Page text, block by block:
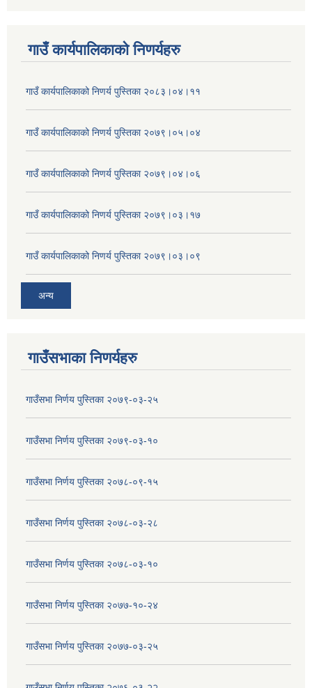
गाउँ कार्यपालिकाकाे निणर्यहरु
गाउँ कार्यपालिकाको निणर्य पुस्तिका २०८३।०४।११
गाउँ कार्यपालिकाको निणर्य पुस्तिका २०७९।०५।०४
गाउँ कार्यपालिकाको निणर्य पुस्तिका २०७९।०४।०६
गाउँ कार्यपालिकाको निणर्य पुस्तिका २०७९।०३।१७
गाउँ कार्यपालिकाको निणर्य पुस्तिका २०७९।०३।०९
अन्य
गाउँसभाका निणर्यहरु
गाउँसभा निर्णय पुस्तिका २०७९-०३-२५
गाउँसभा निर्णय पुस्तिका २०७९-०३-१०
गाउँसभा निर्णय पुस्तिका २०७८-०९-१५
गाउँसभा निर्णय पुस्तिका २०७८-०३-२८
गाउँसभा निर्णय पुस्तिका २०७८-०३-१०
गाउँसभा निर्णय पुस्तिका २०७७-१०-२४
गाउँसभा निर्णय पुस्तिका २०७७-०३-२५